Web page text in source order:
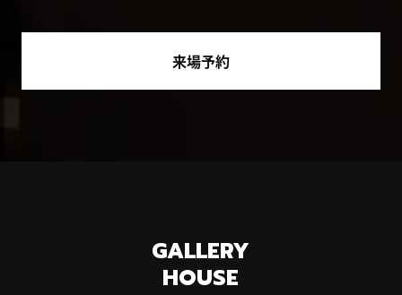
来場予約
GALLERY
HOUSE